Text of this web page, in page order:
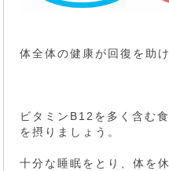
体全体の健康が回復を助け
ビタミンB12を多く含む
を摂りましょう。
十分な睡眠をとり、体を